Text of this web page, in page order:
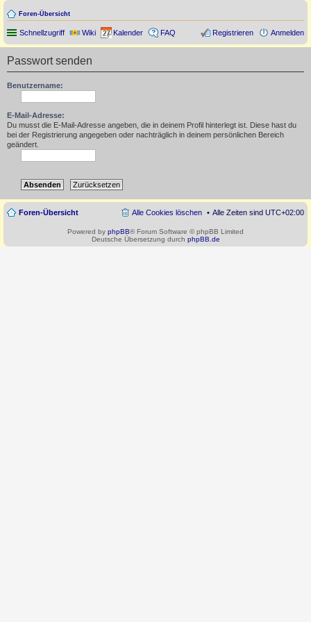
Foren-Übersicht
Schnellzugriff Wiki Kalender FAQ Anmelden
Registrieren
Passwort senden
Benutzername:
E-Mail-Adresse:
Du musst die E-Mail-Adresse angeben, die in deinem Profil hinterlegt ist. Diese hast du
bei der Registrierung angegeben oder nachträglich in deinem persönlichen Bereich
geändert.
Foren-Übersicht Alle Zeiten sind UTC+02:00
Alle Cookies löschen
Powered by phpBB® Forum Software © phpBB Limited
Deutsche Übersetzung durch phpBB.de